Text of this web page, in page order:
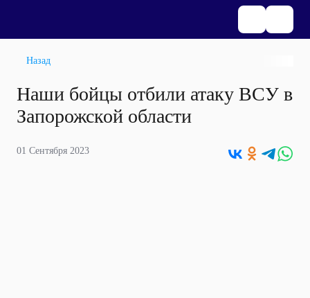
Назад
Наши бойцы отбили атаку ВСУ в
Запорожской области
01 Сентября 2023